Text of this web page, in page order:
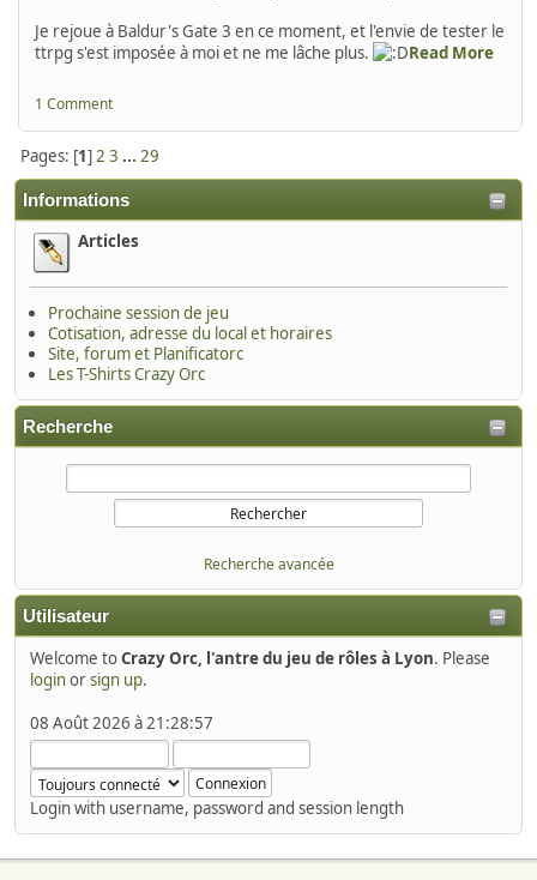
Informations
Articles
Prochaine session de jeu
Cotisation, adresse du local et horaires
Site, forum et Planificatorc
Les T-Shirts Crazy Orc
Recherche
Recherche avancée
Utilisateur
Welcome toCrazy Orc, l'antre du jeu de rôles à Lyon. Please
loginorsign up.
08 Août 2026 à 21:28:57
Login with username, password and session length
Je rejoue à Baldur's Gate 3 en ce moment, et l'envie de tester le
ttrpg s'est imposée à moi et ne me lâche plus.
Read More
1 Comment
Pages: [1]2 3 ... 29